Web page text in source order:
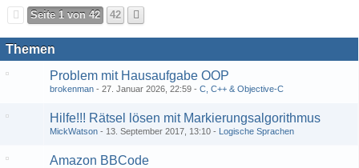
Seite 1 von 42 42
Themen
Problem mit Hausaufgabe OOP
brokenman 27. Januar 2026, 22:59 C, C++ & Objective-C
Hilfe!!! Rätsel lösen mit Markierungsalgorithmus
MickWatson 13. September 2017, 13:10 Logische Sprachen
Amazon BBCode